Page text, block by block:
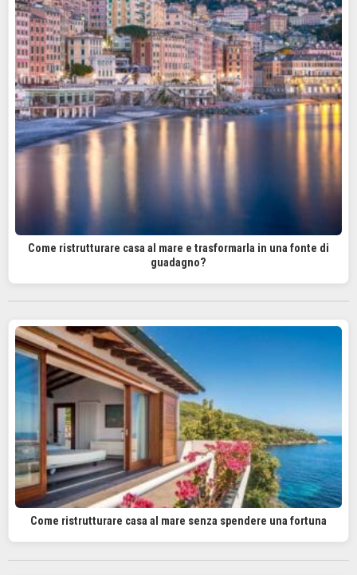
Come ristrutturare casa al mare e trasformarla in una fonte di
guadagno?
Come ristrutturare casa al mare senza spendere una fortuna